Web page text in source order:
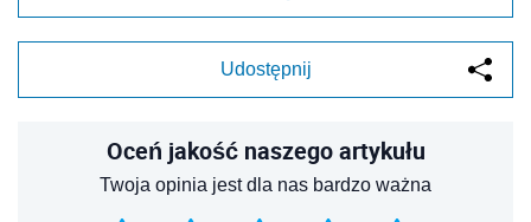
Udostępnij
Oceń jakość naszego artykułu
Twoja opinia jest dla nas bardzo ważna